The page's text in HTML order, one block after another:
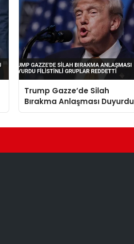
Trump Gazze’de Silah
Bırakma Anlaşması Duyurdu
Filistinli Gruplar Reddetti